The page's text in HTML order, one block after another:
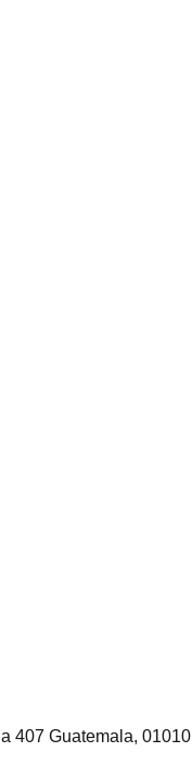
407 Guatemala, 01010